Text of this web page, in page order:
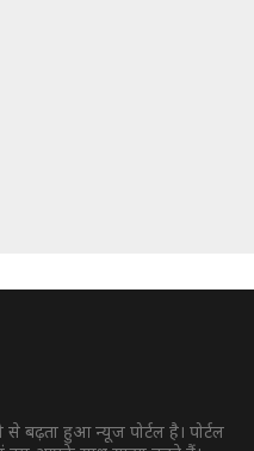
से बढ़ता हुआ न्यूज पोर्टल है। पोर्टल